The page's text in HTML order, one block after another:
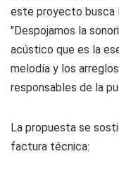
este proyecto busca
"Despojamos la
acústico que es la
melodía y los
responsables de la
La propuesta se
factura técnica: